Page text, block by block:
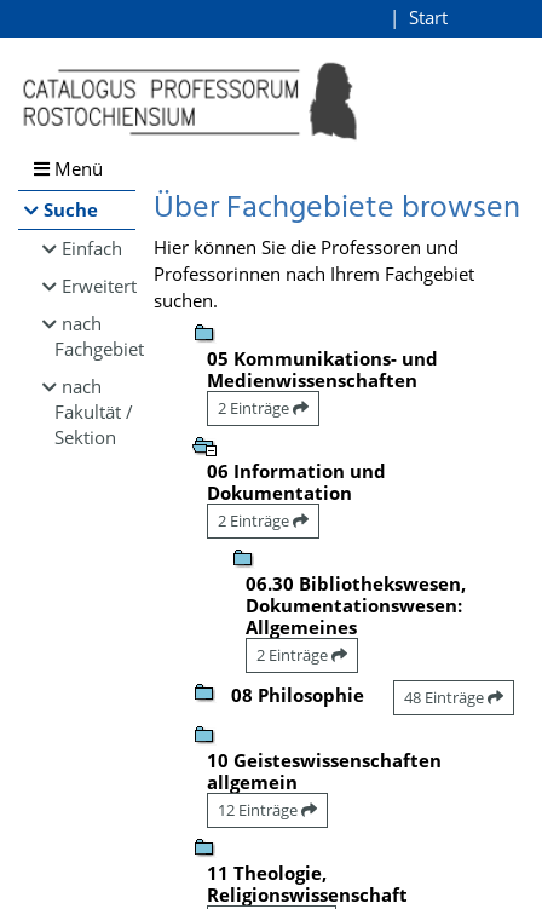
Browsen
direkt zum Inhalt
Start
Menü
Suche
Einfach
Erweitert
nach
Fachgebiet
nach
Fakultät /
Sektion
Über Fachgebiete browsen
Hier können Sie die Professoren und
Professorinnen nach Ihrem Fachgebiet
suchen.
05 Kommunikations- und
Medienwissenschaften
2 Einträge
06 Information und
Dokumentation
2 Einträge
06.30 Bibliothekswesen,
Dokumentationswesen:
Allgemeines
2 Einträge
08 Philosophie 48 Einträge
10 Geisteswissenschaften
allgemein
12 Einträge
11 Theologie,
Religionswissenschaft